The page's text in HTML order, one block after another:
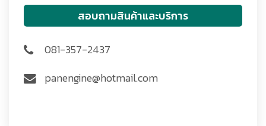
สอบถามสินค้าและบริการ
081-357-2437
panengine@hotmail.com